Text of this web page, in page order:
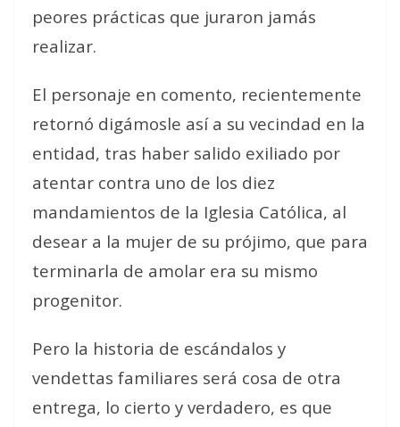
peores prácticas que juraron jamás
realizar.
El personaje en comento, recientemente
retornó digámosle así a su vecindad en la
entidad, tras haber salido exiliado por
atentar contra uno de los diez
mandamientos de la Iglesia Católica, al
desear a la mujer de su prójimo, que para
terminarla de amolar era su mismo
progenitor.
Pero la historia de escándalos y
vendettas familiares será cosa de otra
entrega, lo cierto y verdadero, es que